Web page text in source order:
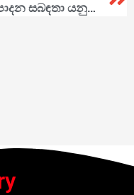
නිෂ්පාදන සබඳතා යනු කුමක්ද?